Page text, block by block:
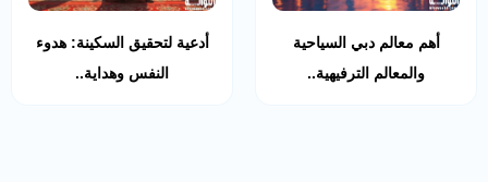
أهم معالم دبي السياحية
والمعالم الترفيهية..
أدعية لتحقيق السكينة: هدوء
النفس وهداية..